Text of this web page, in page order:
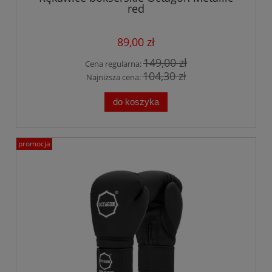
red
89,00 zł
Cena regularna:149,00 zł
Najniższa cena:104,30 zł
do koszyka
promocja